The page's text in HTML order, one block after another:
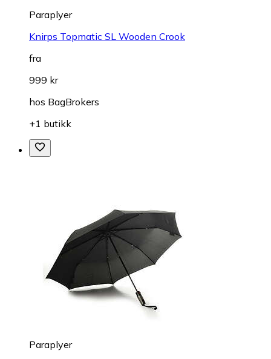
Paraplyer
Knirps Topmatic SL Wooden Crook
fra
999 kr
hos BagBrokers
+1 butikk
Paraplyer